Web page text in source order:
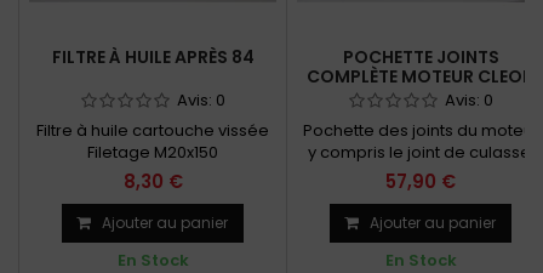
FILTRE À HUILE APRÈS 84
Avis: 0
Filtre à huile cartouche vissée
Filetage M20x150
8,30 €
Ajouter au panier
En Stock
POCHETTE JOINTS
COMPLÈTE MOTEUR CLEON
Avis: 0
Pochette des joints du moteur
y compris le joint de culasse
Moteur 1108 cc et 956 cc
57,90 €
Ajouter au panier
En Stock